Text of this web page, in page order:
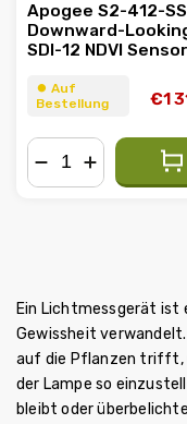
Apogee S2-412-SS
Downward-
SDI-12 NDVI Sensor
⏺︎ Auf
Bestellung
€1
Ein Lichtmessgerät ist
Gewissheit
auf die Pflanzen trifft,
der Lampe so
bleibt oder